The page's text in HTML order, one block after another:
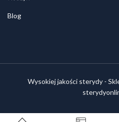
Blog
Wysokiej jakości sterydy -